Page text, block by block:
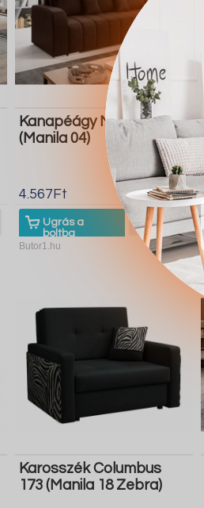
Kanapéágy Muncie 106
(Manila 04)
4.567Ft
Ugrás a
boltba
Részletek
Butor1.hu
Karosszék Columbus
173 (Manila 18 Zebra)